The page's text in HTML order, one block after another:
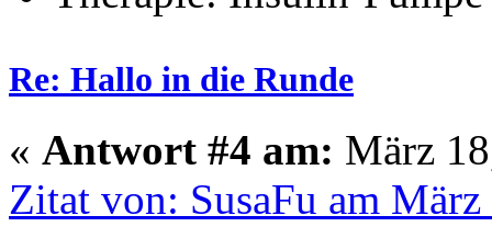
Re: Hallo in die Runde
« Antwort #4 am: März
Zitat von: SusaFu am